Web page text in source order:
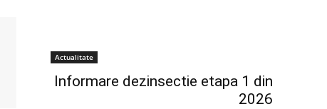
Actualitate
Informare dezinsectie etapa 1 din
2026